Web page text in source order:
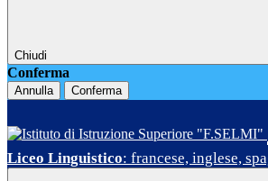
Chiudi
Conferma
Annulla Conferma
Liceo Linguistico: francese, inglese,